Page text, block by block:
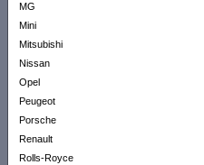
MG
Mini
Mitsubishi
Nissan
Opel
Peugeot
Porsche
Renault
Rolls-Royce